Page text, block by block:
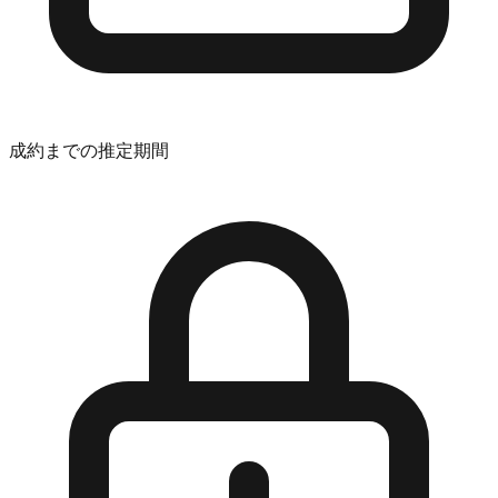
成約までの推定期間